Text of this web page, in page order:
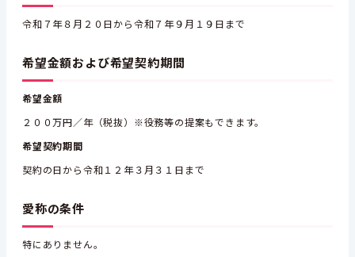
令和７年８月２０日から令和７年９月１９日まで
希望金額および希望契約期間
希望金額
２００万円／年（税抜）※役務等の提案もできます。
希望契約期間
契約の日から令和１２年３月３１日まで
愛称の条件
特にありません。